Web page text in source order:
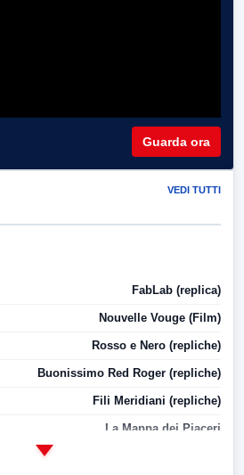
Guarda ora
VEDI TUTTI
FabLab (replica)
Nouvelle Vouge (Film)
Rosso e Nero (repliche)
Buonissimo Red Roger (repliche)
Fili Meridiani (repliche)
La Mappa dei Piaceri